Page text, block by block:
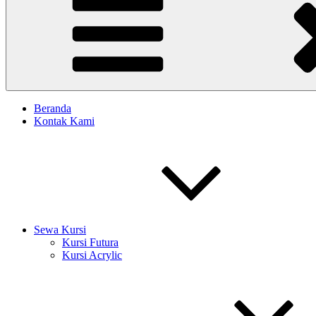
Beranda
Kontak Kami
Sewa Kursi
Kursi Futura
Kursi Acrylic